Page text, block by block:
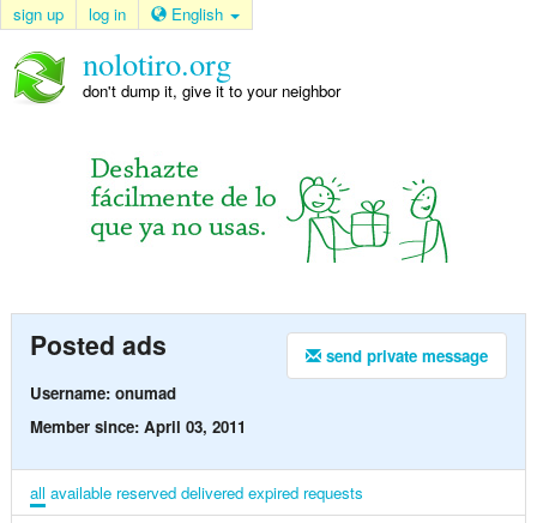
sign up log in English
nolotiro.org
don't dump it, give it to your neighbor
send private message
Posted ads
Username: onumad
Member since: April 03, 2011
all available reserved delivered expired requests